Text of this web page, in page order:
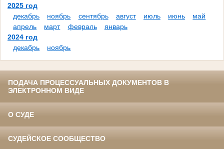
2025 год
декабрь
ноябрь сентябрь август июль июнь
май
апрель
март февраль
январь
2024 год
декабрь
ноябрь
ПОДАЧА ПРОЦЕССУАЛЬНЫХ ДОКУМЕНТОВ В
ЭЛЕКТРОННОМ ВИДЕ
О СУДЕ
СУДЕЙСКОЕ СООБЩЕСТВО